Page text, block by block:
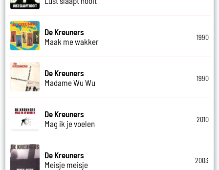
De Kreuners
Maak me wakker
1990
De Kreuners
Madame Wu Wu
1990
De Kreuners
Mag ik je voelen
2010
De Kreuners
Meisje meisje
2003